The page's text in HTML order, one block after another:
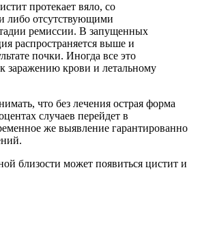
протекает вяло, со
либо отсутствующими
ремиссии. В запущенных
распространяется выше и
почки. Иногда все это
заражению крови и летальному
что без лечения острая форма
случаев перейдет в
же выявление гарантированно
близости может появиться цистит и